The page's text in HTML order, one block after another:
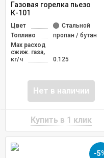
Газовая горелка пьезо
К-101
Цвет
Стальной
Топливо
пропан / бутан
Max расход
сжиж. газа,
кг/ч
0.125
Нет в наличии
-